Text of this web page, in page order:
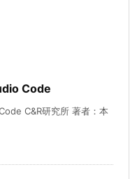
Code
C&R研究所 著者：本